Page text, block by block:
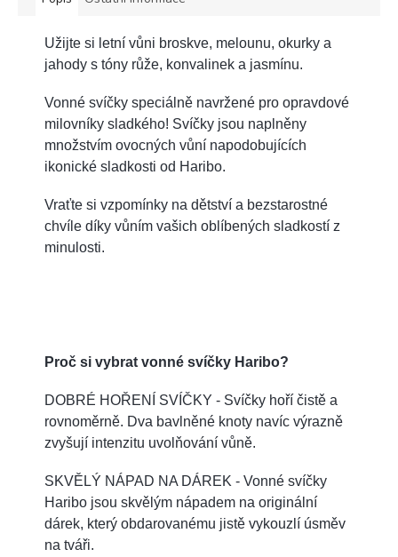
Užijte si letní vůni broskve, melounu, okurky a
jahody s tóny růže, konvalinek a jasmínu.
Vonné svíčky speciálně navržené pro opravdové
milovníky sladkého! Svíčky jsou naplněny
množstvím ovocných vůní napodobujících
ikonické sladkosti od Haribo.
Vraťte si vzpomínky na dětství a bezstarostné
chvíle díky vůním vašich oblíbených sladkostí z
minulosti.
Proč si vybrat vonné svíčky Haribo?
DOBRÉ HOŘENÍ SVÍČKY - Svíčky hoří čistě a
rovnoměrně. Dva bavlněné knoty navíc výrazně
zvyšují intenzitu uvolňování vůně.
SKVĚLÝ NÁPAD NA DÁREK - Vonné svíčky
Haribo jsou skvělým nápadem na originální
dárek, který obdarovanému jistě vykouzlí úsměv
na tváři.